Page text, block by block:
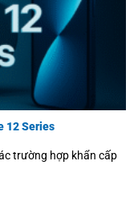
12 Series
trường hợp khẩn cấp